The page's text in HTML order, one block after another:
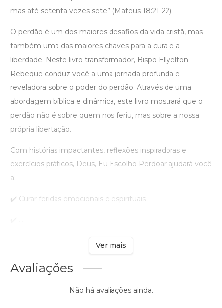
mas até setenta vezes sete” (Mateus 18:21-22).
O perdão é um dos maiores desafios da vida cristã, mas
também uma das maiores chaves para a cura e a
liberdade. Neste livro transformador, Bispo Ellyelton
Rebeque conduz você a uma jornada profunda e
reveladora sobre o poder do perdão. Através de uma
abordagem bíblica e dinâmica, este livro mostrará que o
perdão não é sobre quem nos feriu, mas sobre a nossa
própria libertação.
Com histórias impactantes, reflexões inspiradoras e
exercícios práticos, Deus, Eu Escolho Perdoar ajudará você
a:
✔️ Curar feridas emocionais e espirituais
Ver mais
Avaliações
Não há avaliações ainda.